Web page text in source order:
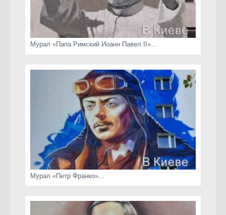
скамейки
часы Киева
Мурал «Папа Римский Иоанн Павел II»...
Мурал «Петр Франко»...